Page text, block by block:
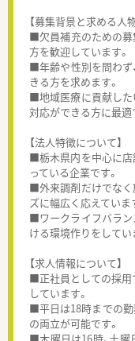
【募集背景と求める人
■欠員補充のための募
方を歓迎しています。
■年齢や性別を問わず
きる方を求めます。
■地域医療に貢献した
対応ができる方に最適
【法人特徴について】
■栃木県内を中心に店
っている企業です。
■外来調剤だけでなく
ズに幅広く応えていま
■ワークライフバラン
ける環境作りをしてい
【求人情報について】
■正社員としての採用
しています。
■平日は18時までの勤
の両立が可能です。